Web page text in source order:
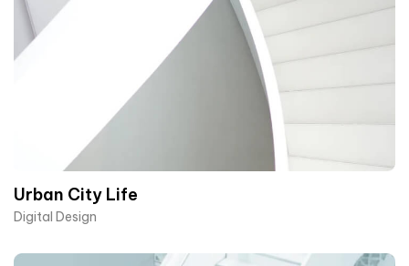
Urban City Life
Digital Design